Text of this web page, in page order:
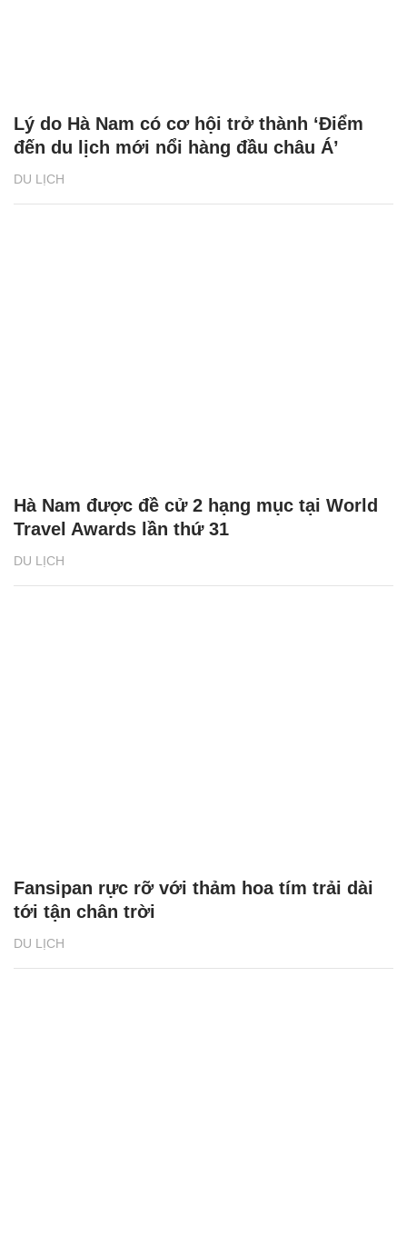
DU LỊCH
Lý do Hà Nam có cơ hội trở thành ‘Điểm
đến du lịch mới nổi hàng đầu châu Á’
DU LỊCH
Hà Nam được đề cử 2 hạng mục tại World
Travel Awards lần thứ 31
DU LỊCH
Fansipan rực rỡ với thảm hoa tím trải dài
tới tận chân trời